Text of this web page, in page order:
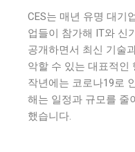
CES는 매년 유명 대기
업들이 참가해 IT와 신
공개하면서 최신 기술
악할 수 있는 대표적인
작년에는 코로나19로
해는 일정과 규모를 줄
했습니다.